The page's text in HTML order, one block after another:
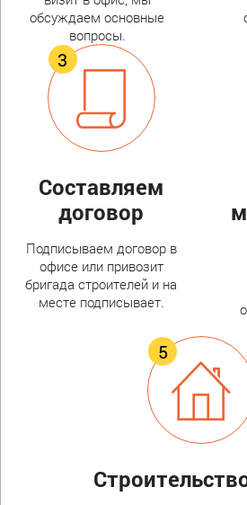
обсуждаем основные
вопросы.
Составляем
договор
Подписываем договор в
офисе или привозит
бригада строителей и на
месте подписывает.